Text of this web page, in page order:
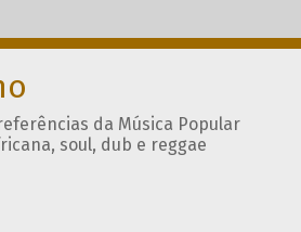
da Música Popular
soul, dub e reggae